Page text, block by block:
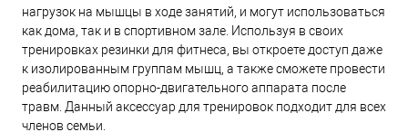
нагрузок на мышцы в ходе занятий, и могут использоваться
как дома, так и в спортивном зале. Используя в своих
тренировках резинки для фитнеса, вы откроете доступ даже
к изолированным группам мышц, а также сможете провести
реабилитацию опорно-двигательного аппарата после
травм. Данный аксессуар для тренировок подходит для всех
членов семьи.